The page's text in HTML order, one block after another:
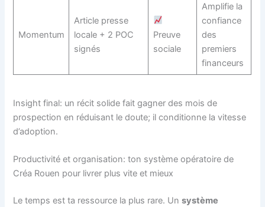
Momentum
Article presse
locale + 2 POC
signés
Preuve
sociale
Amplifie la
confiance
des
premiers
financeurs
Insight final: un récit solide fait gagner des mois de
prospection en réduisant le doute; il conditionne la vitesse
d’adoption.
Productivité et organisation: ton système opératoire de
Créa Rouen pour livrer plus vite et mieux
Le temps est ta ressource la plus rare. Unsystème